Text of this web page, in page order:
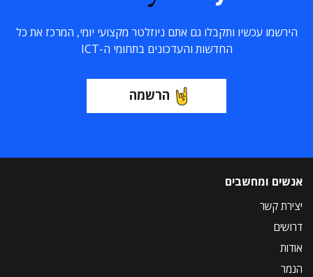
הירשמו עכשיו ותקבלו גם אתם ניוזלטר מקצועי יומי, המרכז את כל
החדשות והעדכונים בתחומי ה-ICT
הרשמה
אנשים ומחשבים
יצירת קשר
דרושים
אודות
הנמר